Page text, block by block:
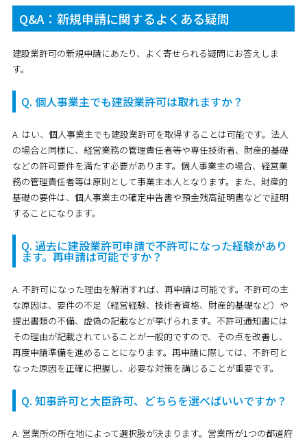
Q&A：新規申請に関するよくある疑問
建設業許可の新規申請にあたり、よく寄せられる疑問にお答えしま
す。
Q. 個人事業主でも建設業許可は取れますか？
A. はい、個人事業主でも建設業許可を取得することは可能です。法人
の場合と同様に、経営業務の管理責任者等や専任技術者、財産的基礎
などの許可要件を満たす必要があります。個人事業主の場合、経営業
務の管理責任者等は原則として事業主本人となります。また、財産的
基礎の要件は、個人事業主の確定申告書や預金残高証明書などで証明
することになります。
Q. 過去に建設業許可申請で不許可になった経験があり
ます。再申請は可能ですか？
A. 不許可になった理由を解消すれば、再申請は可能です。不許可の主
な原因は、要件の不足（経営経験、技術者資格、財産的基礎など）や
提出書類の不備、虚偽の記載などが挙げられます。不許可通知書には
その理由が記載されていることが一般的ですので、その点を改善し、
再度申請準備を進めることになります。再申請に際しては、不許可と
なった原因を正確に把握し、必要な対策を講じることが重要です。
Q. 知事許可と大臣許可、どちらを選べばいいですか？
A. 営業所の所在地によって選択肢が決まります。営業所が1つの都道府